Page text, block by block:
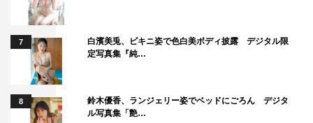
7
白濱美兎、ビキニ姿で色白美ボディ披露 デジタル限
定写真集『純…
8
鈴木優香、ランジェリー姿でベッドにごろん デジタ
ル写真集「艶…